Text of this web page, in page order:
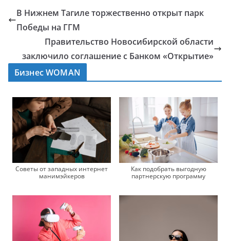
В Нижнем Тагиле торжественно открыт парк
Победы на ГГМ
Правительство Новосибирской области
заключило соглашение с Банком «Открытие»
Бизнес WOMAN
Советы от западных интернет
манимэйкеров
Как подобрать выгодную
партнерскую программу